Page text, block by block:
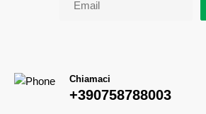
Chiamaci
+390758788003